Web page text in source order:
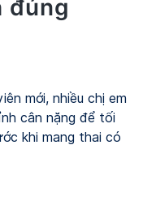
đúng
mới, nhiều chị em
cân nặng để tối
khi mang thai có